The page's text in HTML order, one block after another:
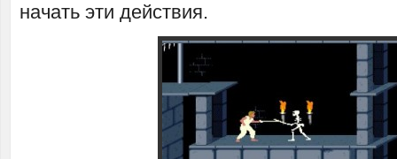
начать эти действия.